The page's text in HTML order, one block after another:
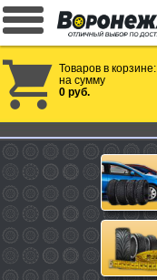
Товаров в корзине:
на сумму
0 руб.